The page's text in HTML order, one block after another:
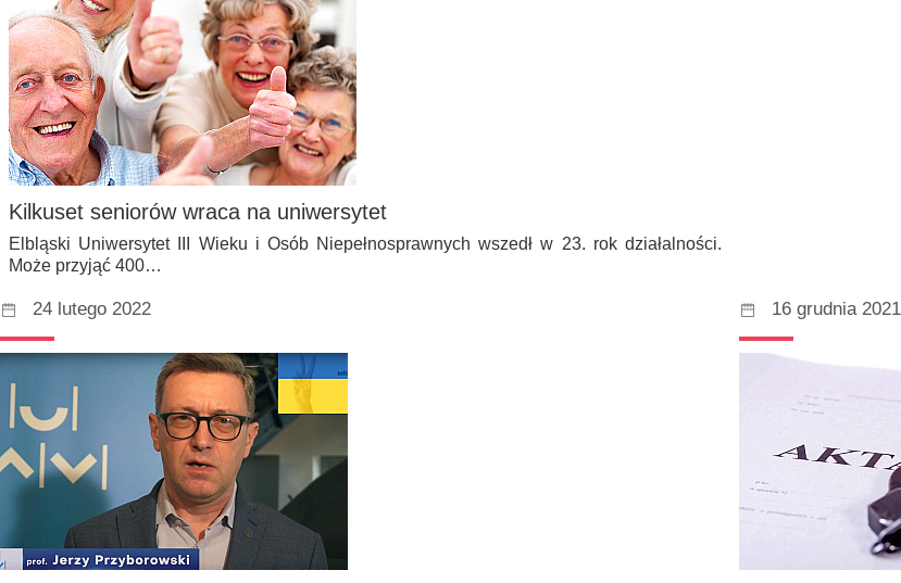
Kilkuset seniorów wraca na uniwersytet
Elbląski Uniwersytet III Wieku i Osób Niepełnosprawnych wszedł w 23. rok działalności.
Może przyjąć 400…
24 lutego 2022 16 grudnia 2021